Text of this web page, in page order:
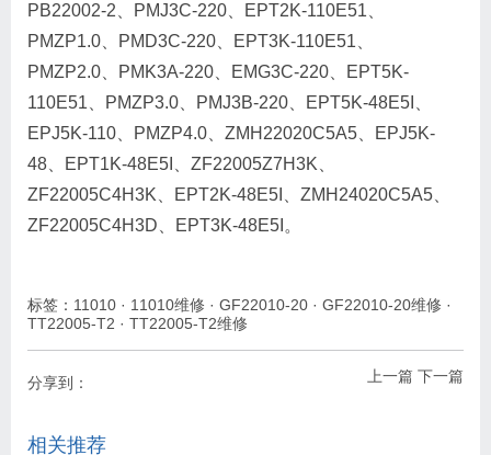
PB22002-2、PMJ3C-220、EPT2K-110E51、
PMZP1.0、PMD3C-220、EPT3K-110E51、
PMZP2.0、PMK3A-220、EMG3C-220、EPT5K-
110E51、PMZP3.0、PMJ3B-220、EPT5K-48E5I、
EPJ5K-110、PMZP4.0、ZMH22020C5A5、EPJ5K-
48、EPT1K-48E5I、ZF22005Z7H3K、
ZF22005C4H3K、EPT2K-48E5I、ZMH24020C5A5、
ZF22005C4H3D、EPT3K-48E5I。
标签： 11010 · 11010维修 · GF22010-20 · GF22010-20维修 ·
TT22005-T2 · TT22005-T2维修
上一篇 下一篇
分享到：
相关推荐